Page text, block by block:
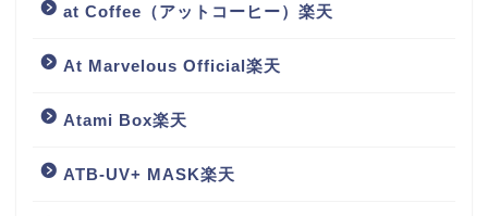
at Coffee（アットコーヒー）楽天
At Marvelous Official楽天
Atami Box楽天
ATB-UV+ MASK楽天